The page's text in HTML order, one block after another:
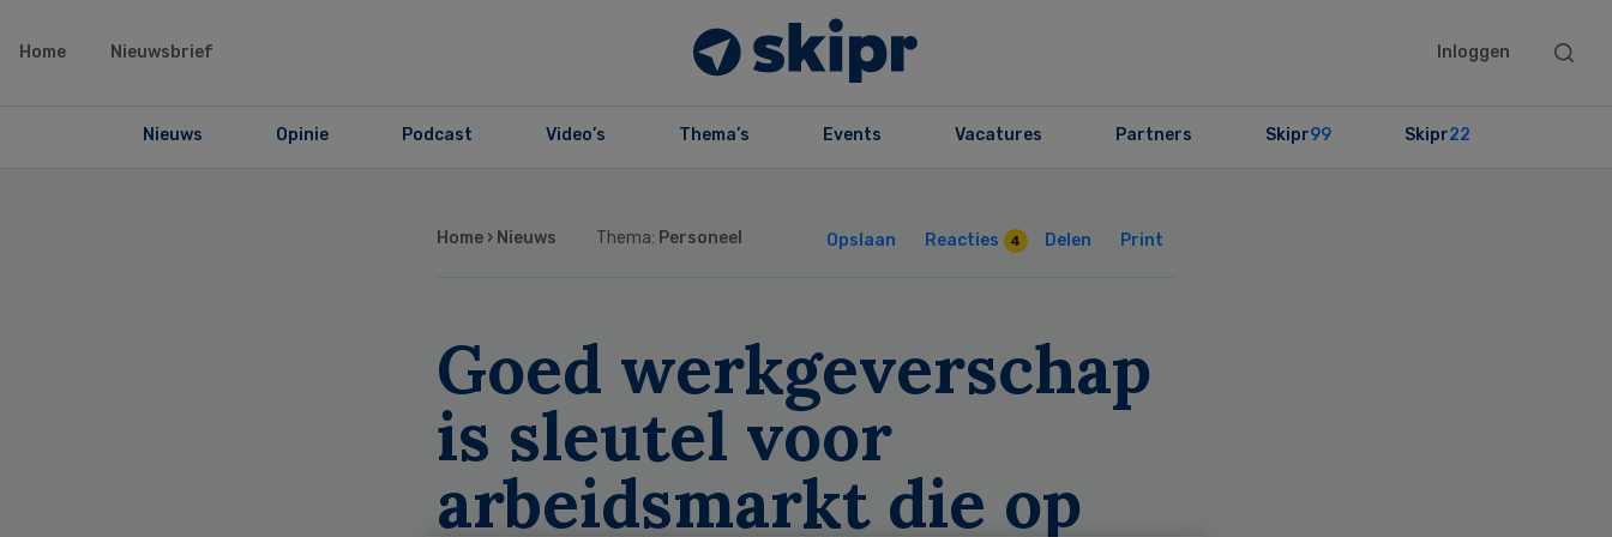
Home Nieuwsbrief Inloggen
Search
Nieuws Opinie Podcast Video’s Thema’s Events Vacatures Partners Skipr99 Skipr22
Home › Nieuws Thema: Personeel Opslaan Reacties 4 Delen Print
Goed werkgeverschap
is sleutel voor
arbeidsmarkt die op